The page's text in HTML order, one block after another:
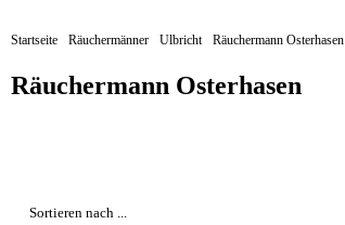
Startseite Räuchermänner Ulbricht Räuchermann Osterhasen
Räuchermann Osterhasen